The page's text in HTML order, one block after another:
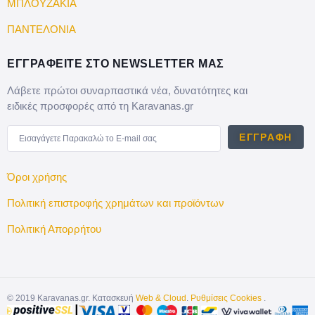
ΜΠΛΟΥΖΑΚΙΑ
ΠΑΝΤΕΛΟΝΙΑ
ΕΓΓΡΑΦΕΙΤΕ ΣΤΟ NEWSLETTER ΜΑΣ
Λάβετε πρώτοι συναρπαστικά νέα, δυνατότητες και
ειδικές προσφορές από τη Karavanas.gr
ΕΓΓΡΑΦΉ
Όροι χρήσης
Πολιτική επιστροφής χρημάτων και προϊόντων
Πολιτική Απορρήτου
© 2019 Karavanas.gr. Κατασκευή Web & Cloud . Ρυθμίσεις Cookies .